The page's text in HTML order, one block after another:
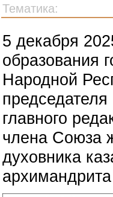
Тематика:
5 декабря
образования
Народной
главного
члена Союза
духовника